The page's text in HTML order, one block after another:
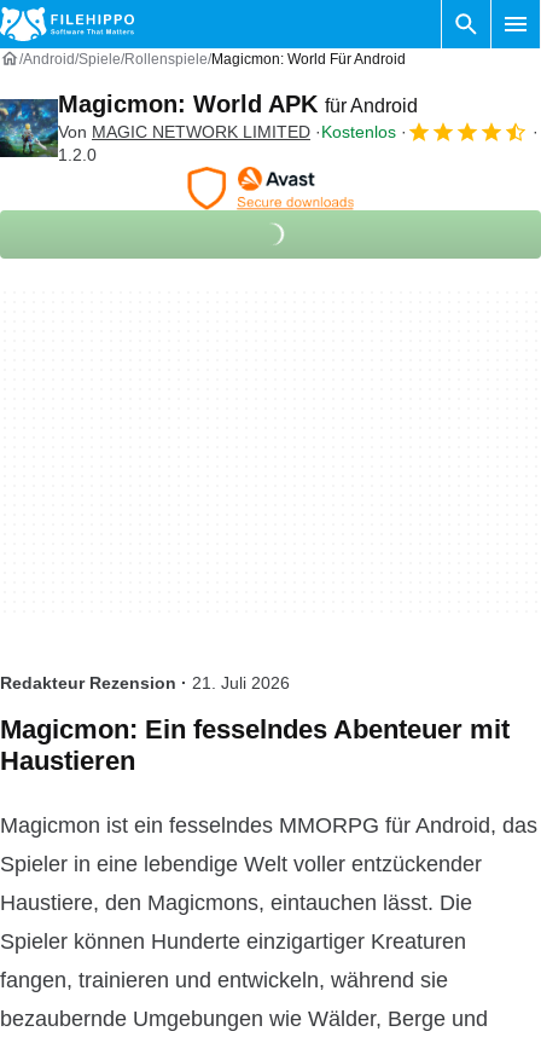
Android Spiele Rollenspiele Magicmon: World Für Android
Magicmon: World APK für Android
Von MAGIC NETWORK LIMITED
Kostenlos
1.2.0
Redakteur Rezension · 21. Juli 2026
Magicmon: Ein fesselndes Abenteuer mit
Haustieren
Magicmon ist ein fesselndes MMORPG für Android, das
Spieler in eine lebendige Welt voller entzückender
Haustiere, den Magicmons, eintauchen lässt. Die
Spieler können Hunderte einzigartiger Kreaturen
fangen, trainieren und entwickeln, während sie
bezaubernde Umgebungen wie Wälder, Berge und